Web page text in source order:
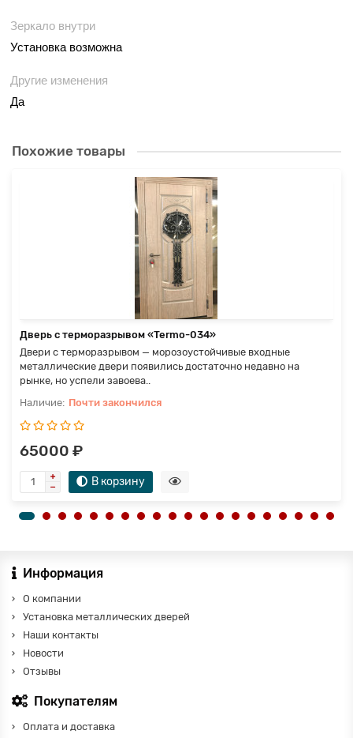
Зеркало внутри
Установка возможна
Другие изменения
Да
Похожие товары
Дверь с терморазрывом «Termo-034»
Двери с терморазрывом — морозоустойчивые входные
металлические двери появились достаточно недавно на
рынке, но успели завоева..
Почти закончился
65000 ₽
В корзину
Информация
О компании
Установка металлических дверей
Наши контакты
Новости
Отзывы
Покупателям
Оплата и доставка